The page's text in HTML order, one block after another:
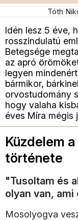
Tóth
Idén lesz 5 éve,
rosszindulatú
Betegsége
az apró
legyen
bármikor,
orvostudomány
hogy valaha
éves Míra mégis
Küzdelem
története
"Tusoltam és
olyan van,
Mosolyogva